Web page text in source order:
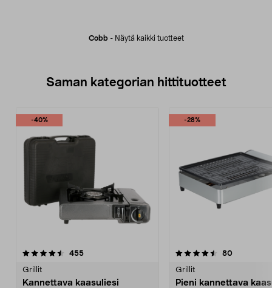
Cobb - Näytä kaikki tuotteet
Saman kategorian hittituotteet
-40%
455arvostelut
Grillit
Kannettava kaasuliesi
-28%
4.5 viidestä
80arvostelut
Grillit
Pieni kannettava
4.5 viidestä